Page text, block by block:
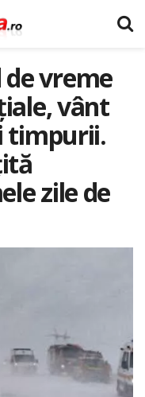
de vreme
vânt
timpurii.
zile de